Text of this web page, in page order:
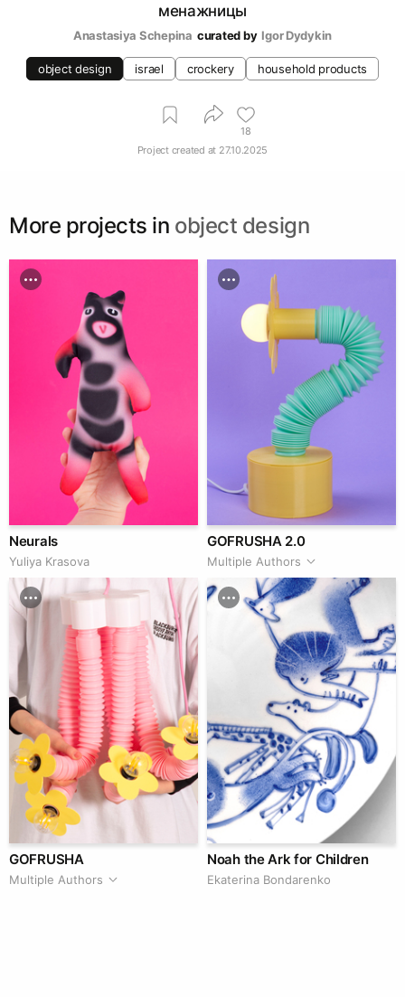
менажницы
Anastasiya Schepina curated by Igor Dydykin
object design israel crockery household products
18
Project created at 27.10.2025
More projects in object design
Neurals
Yuliya Krasova
GOFRUSHA 2.0
Multiple Authors
GOFRUSHA
Multiple Authors
Noah the Ark for Children
Ekaterina Bondarenko